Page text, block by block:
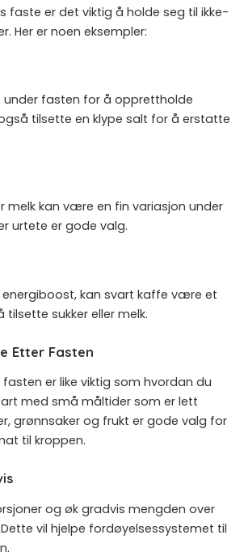
faste er det viktig å holde seg til ikke-
Her er noen eksempler:
under fasten for å opprettholde
tilsette en klype salt for å erstatte
melk kan være en fin variasjon under
urtete er gode valg.
energiboost, kan svart kaffe være et
tilsette sukker eller melk.
Etter Fasten
er like viktig som hvordan du
med små måltider som er lett
grønnsaker og frukt er gode valg for
til kroppen.
og øk gradvis mengden over
vil hjelpe fordøyelsessystemet til